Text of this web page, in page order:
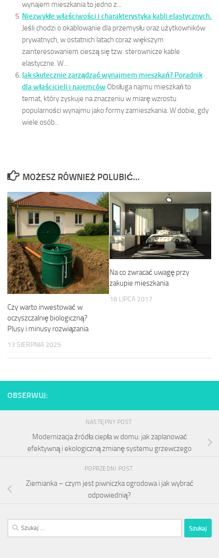
wynajem mieszkania to jedno z...
Niezwykłe właściwości i charakterystyka kabli elastycznych.
Jeśli chodzi o okablowanie dla przemysłu oraz użytkowników
prywatnych, w ostatnich latach coraz większym
zainteresowaniem cieszą się tzw. sterownicze kable
elastyczne. W...
Jak skutecznie zarządzać wynajmem mieszkań? Poradnik
dla właścicieli i najemców Obsługa najmu mieszkań to
temat, który zyskuje na znaczeniu w miarę wzrostu
popularności wynajmu jako formy zamieszkania. W dobie, gdy
wiele osób...
MOŻESZ RÓWNIEŻ POLUBIĆ…
Czy warto inwestować w
oczyszczalnię biologiczną?
Plusy i minusy rozwiązania
13 SIERPNIA 2025
Na co zwracać uwagę przy
zakupie mieszkania
18 LIPCA 2017
OBSERWUJ:
NASTĘPNY POST
Modernizacja źródła ciepła w domu: jak zaplanować
efektywną i ekologiczną zmianę systemu grzewczego
POPRZEDNI POST
Ziemianka – czym jest piwniczka ogrodowa i jak wybrać
odpowiednią?
Szukaj: